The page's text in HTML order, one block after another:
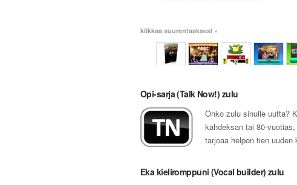
klikkaa suurentaaksesi »
Opi-sarja (Talk Now!) zulu
Onko zulu sinulle uutta?
kahdeksan tai 80-
tarjoaa helpon tien
Eka kieliromppuni (Vocal builder) zulu